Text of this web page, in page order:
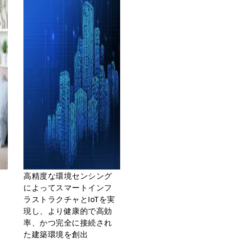
高精度な環境センシング
によってスマートインフ
ラストラクチャとIoTを実
現し、より健康的で高効
率、かつ完全に接続され
た建築環境を創出